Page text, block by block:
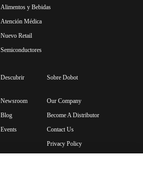
Alimentos y Bebidas
Atención Médica
Nuevo Retail
Semiconductores
Descubrir
Newsroom
Blog
Events
Sobre Dobot
Our Company
Become A Distributor
Contact Us
Privacy Policy